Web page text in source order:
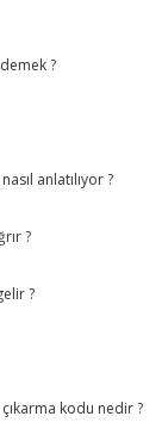
?
anlatılıyor ?
?
?
çıkarma kodu nedir ?